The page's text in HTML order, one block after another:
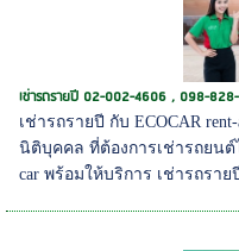
เช่ารถรายปี 02-002-4606 , 098-
เช่ารถรายปี กับ ECOCAR
นิติบุคคล ที่ต้องการเช่ารถยนต์
car พร้อมให้บริการ เช่ารถราย